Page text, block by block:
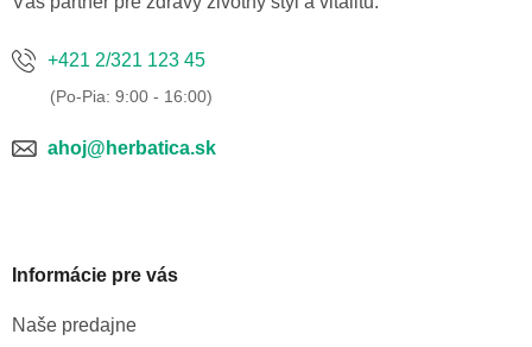
+421 2/321 123 45
ahoj@herbatica.sk
Informácie pre vás
Naše predajne